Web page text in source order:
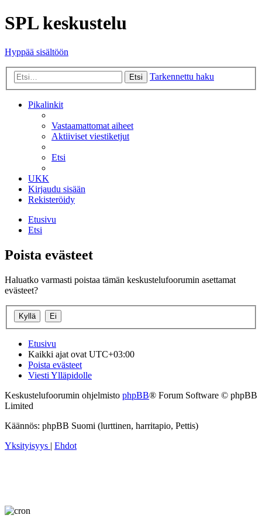
SPL keskustelu
Hyppää sisältöön
Etsi Tarkennettu haku
Pikalinkit
Vastaamattomat aiheet
Aktiiviset viestiketjut
Etsi
UKK
Kirjaudu sisään
Rekisteröidy
Etusivu
Etsi
Poista evästeet
Haluatko varmasti poistaa tämän keskustelufoorumin asettamat
evästeet?
Etusivu
Kaikki ajat ovat UTC+03:00
Poista evästeet
Viesti Ylläpidolle
Keskustelufoorumin ohjelmisto phpBB® Forum Software © phpBB
Limited
Käännös: phpBB Suomi (lurttinen, harritapio, Pettis)
Yksityisyys | Ehdot